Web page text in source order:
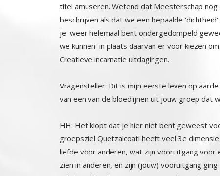
Creatieve incarnatie uitdagingen.
Vragensteller: Dit is mijn eerste leven op
van een van de bloedlijnen uit jouw groep dat
HH: Het klopt dat je hier niet bent geweest
groepsziel Quetzalcoatl heeft veel 3e
liefde voor anderen, wat zijn vooruitgang voor
zien in anderen, en zijn (jouw) vooruitgang
indrukwekkende 76% positieve zielen op het
individuele zielen (jij, ik) die de daadwerkelijke